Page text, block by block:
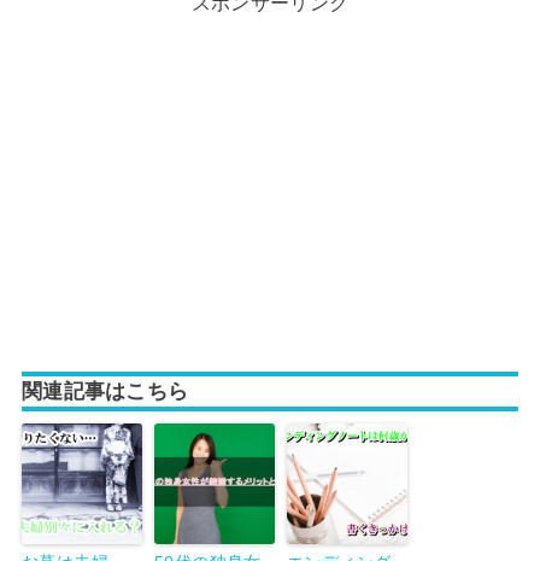
関連記事はこちら